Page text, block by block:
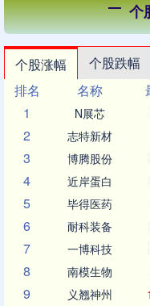
个
个股涨幅 个股跌幅
排名
名称
1
N展芯
2 志特新材
3 博腾股份
4 近岸蛋白
5 毕得医药
6 耐科装备
7 一博科技
8 南模生物
9 义翘神州